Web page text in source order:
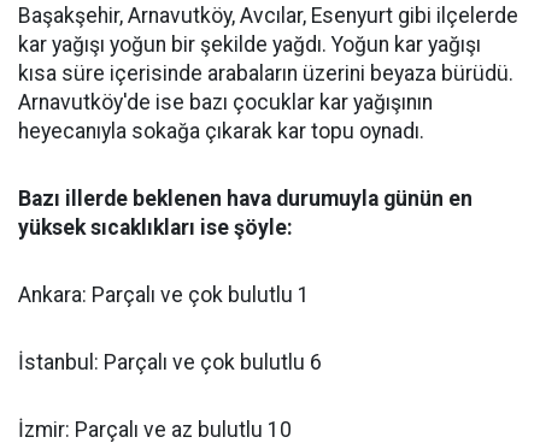
Başakşehir, Arnavutköy, Avcılar, Esenyurt gibi ilçelerde
kar yağışı yoğun bir şekilde yağdı. Yoğun kar yağışı
kısa süre içerisinde arabaların üzerini beyaza bürüdü.
Arnavutköy'de ise bazı çocuklar kar yağışının
heyecanıyla sokağa çıkarak kar topu oynadı.
Bazı illerde beklenen hava durumuyla günün en
yüksek sıcaklıkları ise şöyle:
Ankara: Parçalı ve çok bulutlu 1
İstanbul: Parçalı ve çok bulutlu 6
İzmir: Parçalı ve az bulutlu 10